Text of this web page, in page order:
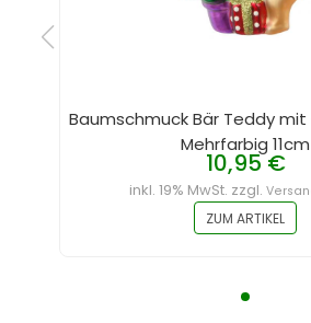
Baumschmuck Bär Teddy
Mehrfarbig 11cm
10,95 €
inkl. 19% MwSt. zzgl.
ZUM ARTIKEL